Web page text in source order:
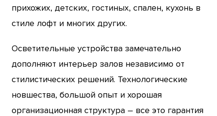
прихожих, детских, гостиных, спален, кухонь в
стиле лофт и многих других.
Осветительные устройства замечательно
дополняют интерьер залов независимо от
стилистических решений. Технологические
новшества, большой опыт и хорошая
организационная структура – все это гарантия